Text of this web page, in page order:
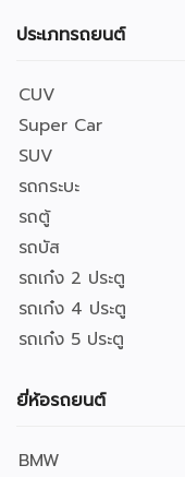
ประเภทรถยนต์
CUV
Super Car
SUV
รถกระบะ
รถตู้
รถบัส
รถเก๋ง 2 ประตู
รถเก๋ง 4 ประตู
รถเก๋ง 5 ประตู
ยี่ห้อรถยนต์
BMW